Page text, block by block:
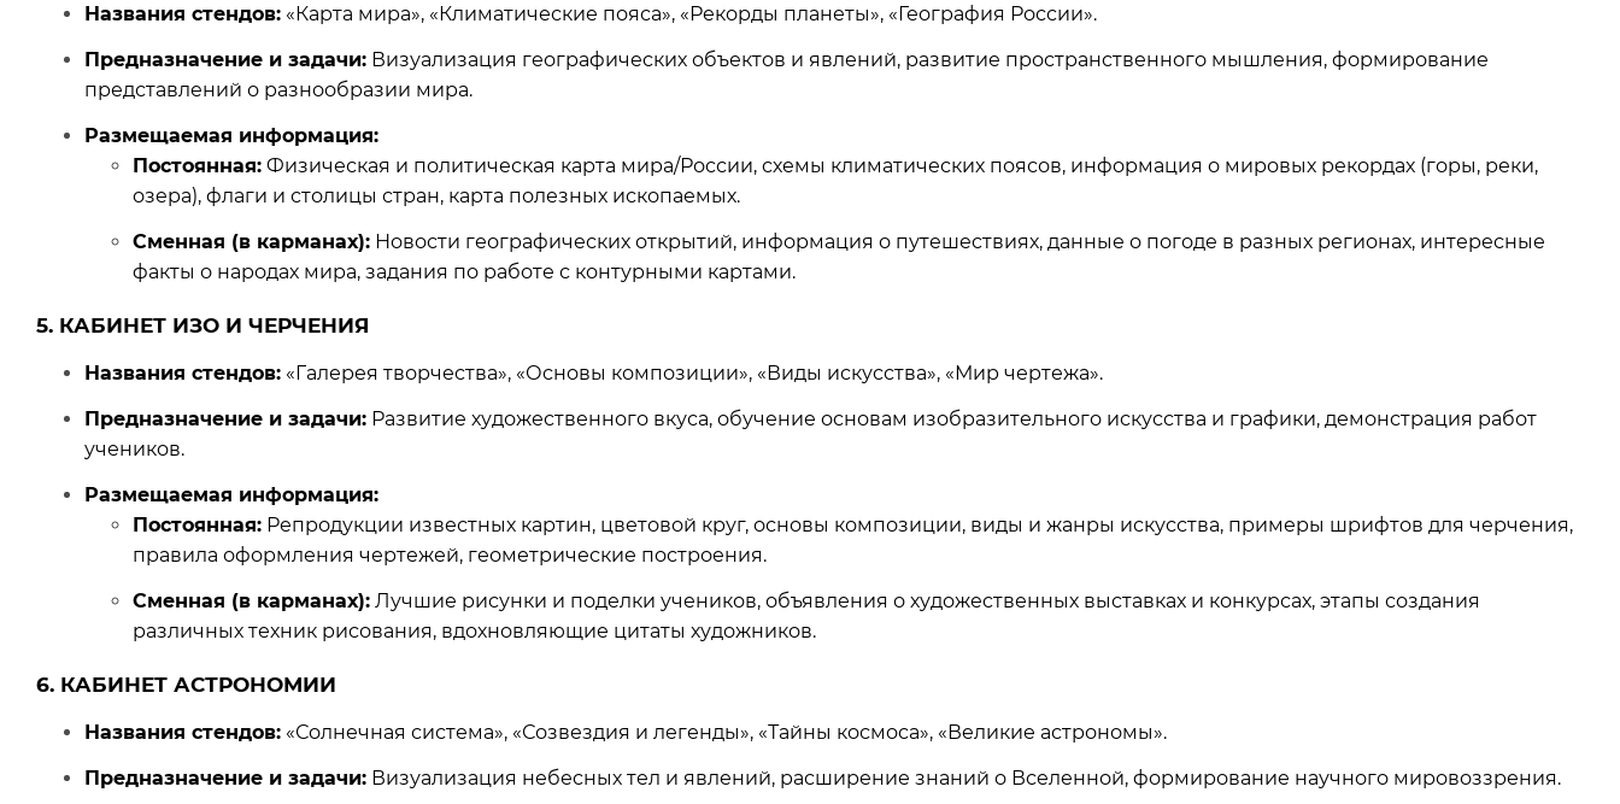
Названия стендов: «Карта мира», «Климатические пояса», «Рекорды планеты», «География России».
Предназначение и задачи: Визуализация географических объектов и явлений, развитие пространственного мышления, формирование
представлений о разнообразии мира.
Размещаемая информация:
Постоянная: Физическая и политическая карта мира/России, схемы климатических поясов, информация о мировых рекордах (горы, реки,
озера), флаги и столицы стран, карта полезных ископаемых.
Сменная (в карманах): Новости географических открытий, информация о путешествиях, данные о погоде в разных регионах, интересные
факты о народах мира, задания по работе с контурными картами.
5. КАБИНЕТ ИЗО И ЧЕРЧЕНИЯ
Названия стендов: «Галерея творчества», «Основы композиции», «Виды искусства», «Мир чертежа».
Предназначение и задачи: Развитие художественного вкуса, обучение основам изобразительного искусства и графики, демонстрация работ
учеников.
Размещаемая информация:
Постоянная: Репродукции известных картин, цветовой круг, основы композиции, виды и жанры искусства, примеры шрифтов для черчения,
правила оформления чертежей, геометрические построения.
Сменная (в карманах): Лучшие рисунки и поделки учеников, объявления о художественных выставках и конкурсах, этапы создания
различных техник рисования, вдохновляющие цитаты художников.
6. КАБИНЕТ АСТРОНОМИИ
Названия стендов: «Солнечная система», «Созвездия и легенды», «Тайны космоса», «Великие астрономы».
Предназначение и задачи: Визуализация небесных тел и явлений, расширение знаний о Вселенной, формирование научного мировоззрения.